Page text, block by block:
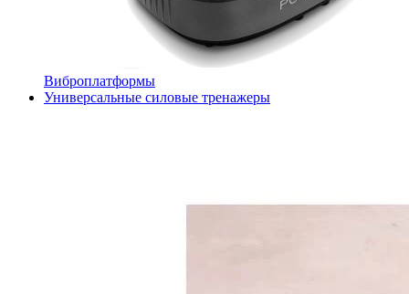
Виброплатформы
Универсальные силовые тренажеры